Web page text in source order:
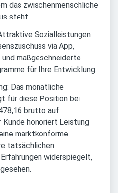
das zwischenmenschliche
steht.
Sozialleistungen
via App,
maßgeschneiderte
für Ihre Entwicklung.
Das monatliche
für diese Position bei
brutto auf
Kunde honoriert Leistung
marktkonforme
tatsächlichen
widerspiegelt,